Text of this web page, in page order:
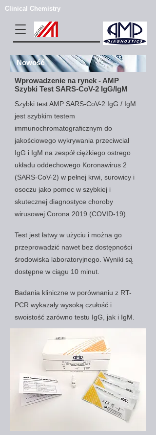
Clinical Chemistry
Wprowadzenie na rynek - AMP
Szybki Test SARS-CoV-2 IgG/IgM
Szybki test AMP SARS-CoV-2 IgG / IgM
jest szybkim testem
immunochromatograficznym do
jakościowego wykrywania przeciwciał
IgG i IgM na zespół ciężkiego ostrego
układu oddechowego Koronawirus 2
(SARS-CoV-2) w pełnej krwi, surowicy i
osoczu jako pomoc w szybkiej i
skutecznej diagnostyce choroby
wirusowej Corona 2019 (COVID-19).
Test jest łatwy w użyciu i można go
przeprowadzić nawet bez dostępności
środowiska laboratoryjnego. Wyniki są
dostępne w ciągu 10 minut.
Badania kliniczne w porównaniu z RT-
PCR wykazały wysoką czułość i
swoistość zarówno testu IgG, jak i IgM.
Nowość